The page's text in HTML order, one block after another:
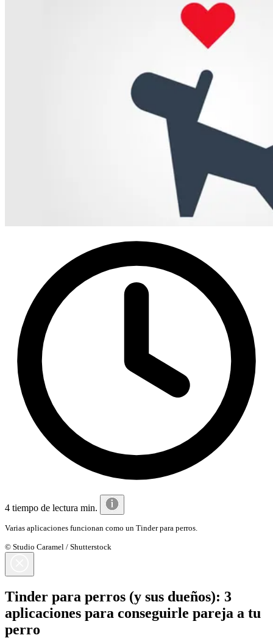
4 tiempo de lectura min.
Varias aplicaciones funcionan como un Tinder para perros.
© Studio Caramel / Shutterstock
Tinder para perros (y sus dueños): 3
aplicaciones para conseguirle pareja a tu
perro